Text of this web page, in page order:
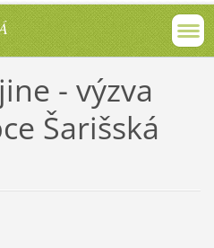
- výzva
Šarišská